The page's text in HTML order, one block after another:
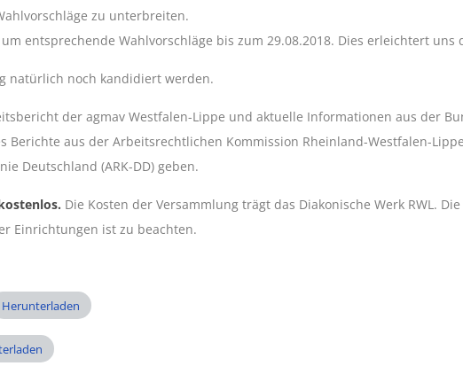
zu unterbreiten.
entsprechende Wahlvorschläge bis zum 29.08.2018. Dies erleichtert uns
natürlich noch kandidiert werden.
der agmav Westfalen-Lippe und aktuelle Informationen aus der
aus der Arbeitsrechtlichen Kommission Rheinland-Westfalen-Lippe
Deutschland (ARK-DD) geben.
Die Kosten der Versammlung trägt das Diakonische Werk RWL.
Einrichtungen ist zu beachten.
Herunterladen